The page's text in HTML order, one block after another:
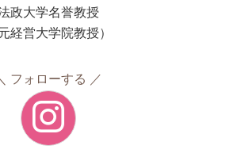
政大学名誉教授
元経営大学院教授）
フォローする